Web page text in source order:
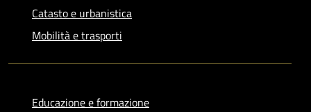
Catasto e urbanistica
Mobilità e trasporti
Educazione e formazione